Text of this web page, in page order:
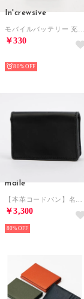
In'crewsive
￥330
80%
maile
￥3,300
80%